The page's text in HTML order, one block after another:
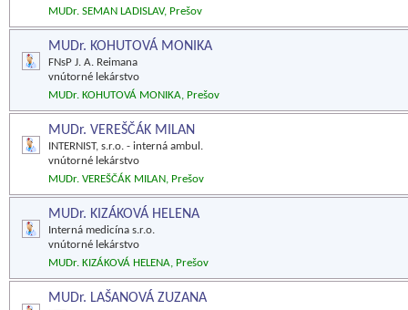
MUDr. SEMAN LADISLAV, Prešov
MUDr. KOHUTOVÁ MONIKA
FNsP J. A. Reimana
vnútorné lekárstvo
MUDr. KOHUTOVÁ MONIKA, Prešov
MUDr. VEREŠČÁK MILAN
INTERNIST, s.r.o. - interná ambul.
vnútorné lekárstvo
MUDr. VEREŠČÁK MILAN, Prešov
MUDr. KIZÁKOVÁ HELENA
Interná medicína s.r.o.
vnútorné lekárstvo
MUDr. KIZÁKOVÁ HELENA, Prešov
MUDr. LAŠANOVÁ ZUZANA